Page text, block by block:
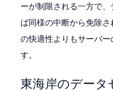
ーが制限される一方で
ば同様の中断から免除
の快適性よりもサーバ
す。
東海岸のデータ